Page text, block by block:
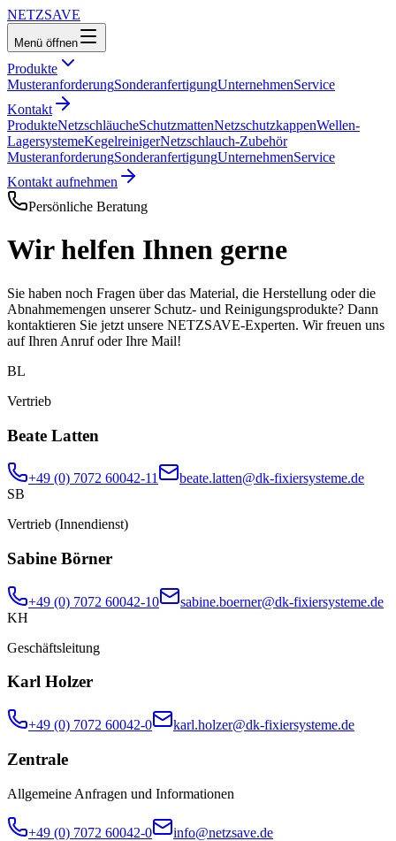
NETZSAVE
Menü öffnen
Produkte
MusteranforderungSonderanfertigungUnternehmenService
Kontakt
ProdukteNetzschläucheSchutzmattenNetzschutzkappenWellen-
LagersystemeKegelreinigerNetzschlauch-Zubehör
MusteranforderungSonderanfertigungUnternehmenService
Kontakt aufnehmen
Persönliche Beratung
Wir helfen Ihnen gerne
Sie haben noch Fragen über das Material, die Herstellung oder die
Abnahmemengen unserer Schutz- und Reinigungsprodukte? Dann
kontaktieren Sie jetzt unsere NETZSAVE-Experten. Wir freuen uns
auf Ihren Anruf oder Ihre Mail!
BL
Vertrieb
Beate Latten
+49 (0) 7072 60042-11
beate.latten@dk-fixiersysteme.de
SB
Vertrieb (Innendienst)
Sabine Börner
+49 (0) 7072 60042-10
sabine.boerner@dk-fixiersysteme.de
KH
Geschäftsleitung
Karl Holzer
+49 (0) 7072 60042-0 karl.holzer@dk-fixiersysteme.de
Zentrale
Allgemeine Anfragen und Informationen
+49 (0) 7072 60042-0 info@netzsave.de